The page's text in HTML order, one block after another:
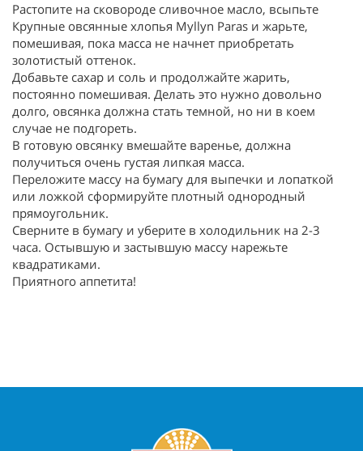
Растопите на сковороде сливочное масло, всыпьте
Крупные овсянные хлопья Myllyn Paras и жарьте,
помешивая, пока масса не начнет приобретать
золотистый оттенок.
Добавьте сахар и соль и продолжайте жарить,
постоянно помешивая. Делать это нужно довольно
долго, овсянка должна стать темной, но ни в коем
случае не подгореть.
В готовую овсянку вмешайте варенье, должна
получиться очень густая липкая масса.
Переложите массу на бумагу для выпечки и лопаткой
или ложкой сформируйте плотный однородный
прямоугольник.
Сверните в бумагу и уберите в холодильник на 2-3
часа. Остывшую и застывшую массу нарежьте
квадратиками.
Приятного аппетита!